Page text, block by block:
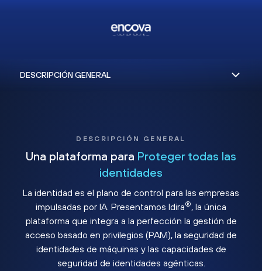
DESCRIPCIÓN GENERAL
Una plataforma para Proteger todas las
identidades
La identidad es el plano de control para las empresas
impulsadas por IA. Presentamos Idira®, la única
plataforma que integra a la perfección la gestión de
acceso basado en privilegios (PAM), la seguridad de
identidades de máquinas y las capacidades de
seguridad de identidades agénticas.